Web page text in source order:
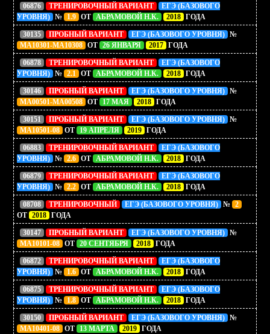
06876 ТРЕНИРОВОЧНЫЙ ВАРИАНТ
ЕГЭ (БАЗОВОГО
УРОВНЯ) № 1.9 ОТ АБРАМОВОЙ Н.К. 2018 ГОДА
30135 ПРОБНЫЙ ВАРИАНТ ЕГЭ (БАЗОВОГО УРОВНЯ) №
МА10301-МА10308 ОТ 26 ЯНВАРЯ 2017 ГОДА
06878 ТРЕНИРОВОЧНЫЙ ВАРИАНТ
ЕГЭ (БАЗОВОГО
УРОВНЯ) № 2.1 ОТ АБРАМОВОЙ Н.К. 2018 ГОДА
30146 ПРОБНЫЙ ВАРИАНТ ЕГЭ (БАЗОВОГО УРОВНЯ) №
МА00501-MA00508
ОТ 17 МАЯ 2018 ГОДА
30151 ПРОБНЫЙ ВАРИАНТ ЕГЭ (БАЗОВОГО УРОВНЯ) №
МА10501-08 ОТ 19 АПРЕЛЯ 2019 ГОДА
06883 ТРЕНИРОВОЧНЫЙ ВАРИАНТ
ЕГЭ (БАЗОВОГО
УРОВНЯ) № 2.6 ОТ АБРАМОВОЙ Н.К. 2018 ГОДА
06879 ТРЕНИРОВОЧНЫЙ ВАРИАНТ
ЕГЭ (БАЗОВОГО
УРОВНЯ) № 2.2 ОТ АБРАМОВОЙ Н.К. 2018 ГОДА
08708 ТРЕНИРОВОЧНЫЙ ЕГЭ (БАЗОВОГО УРОВНЯ) № 2
ОТ 2018 ГОДА
30147 ПРОБНЫЙ ВАРИАНТ ЕГЭ (БАЗОВОГО УРОВНЯ) №
МА10101-08 ОТ 20 СЕНТЯБРЯ 2018 ГОДА
06872 ТРЕНИРОВОЧНЫЙ ВАРИАНТ
ЕГЭ (БАЗОВОГО
УРОВНЯ) № 1.6 ОТ АБРАМОВОЙ Н.К. 2018 ГОДА
06875 ТРЕНИРОВОЧНЫЙ ВАРИАНТ
ЕГЭ (БАЗОВОГО
УРОВНЯ) № 1.8 ОТ АБРАМОВОЙ Н.К. 2018 ГОДА
30150 ПРОБНЫЙ ВАРИАНТ ЕГЭ (БАЗОВОГО УРОВНЯ) №
МА10401-08
ОТ 13 МАРТА 2019 ГОДА